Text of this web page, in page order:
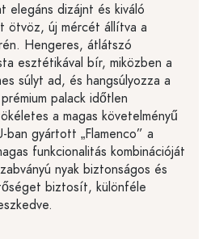
elegáns dizájnt és kiváló
ötvöz, új mércét állítva a
Hengeres, átlátszó
esztétikával bír, miközben a
súlyt ad, és hangsúlyozza a
palack időtlen
a magas követelményű
gyártott „Flamenco” a
funkcionalitás kombinációját
nyak biztonságos és
biztosít, különféle